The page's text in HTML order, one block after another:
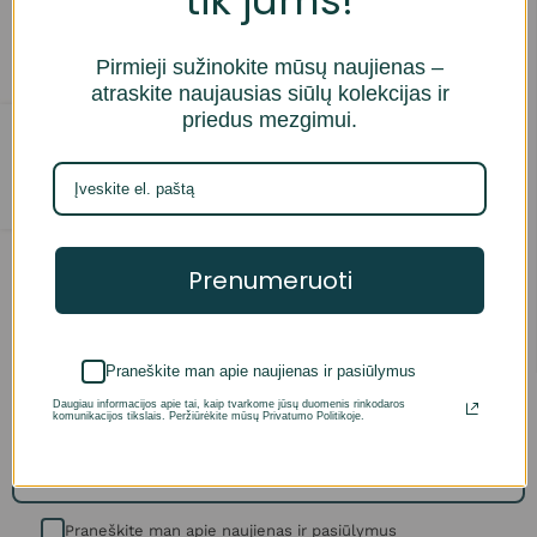
Pristatymo sąlygos
Privatumo politika
Pirkimo / grąžinimo sąlygos
paspaudę šią nuorodą
+370 672 44443
Prenumeruokite mūsų naujienlaiškį
Praneškite man apie naujienas ir pasiūlymus
Pirmieji sužinokite mūsų naujienas –
atraskite naujausias siūlų kolekcijas ir
priedus mezgimui.
Prenumeruoti
Praneškite man apie naujienas ir pasiūlymus
Daugiau informacijos apie tai, kaip tvarkome jūsų duomenis rinkodaros
komunikacijos tikslais. Peržiūrėkite mūsų Privatumo Politikoje.